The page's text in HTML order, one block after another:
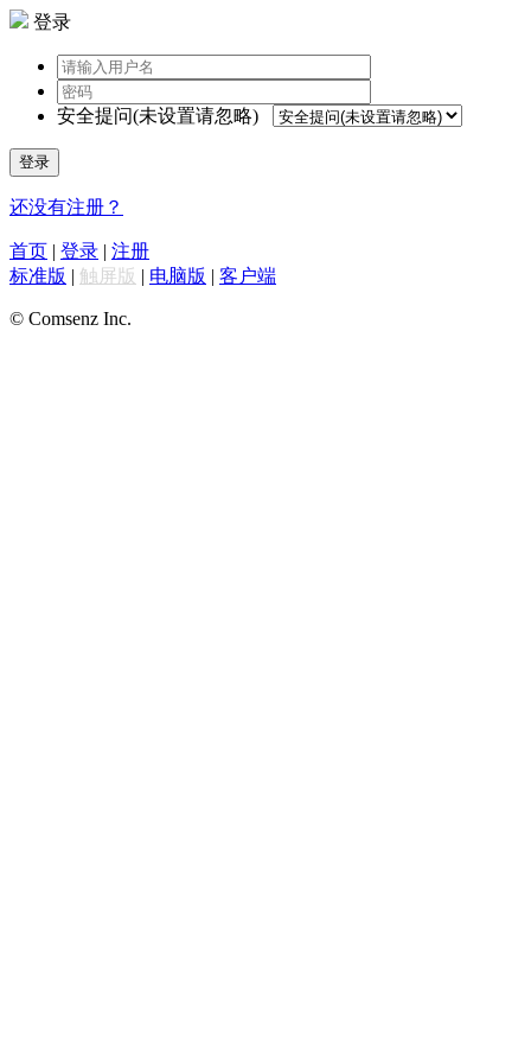
登录
安全提问(未设置请忽略)
登录
还没有注册？
首页 | 登录 | 注册
标准版 | 触屏版 | 电脑版 | 客户端
© Comsenz Inc.